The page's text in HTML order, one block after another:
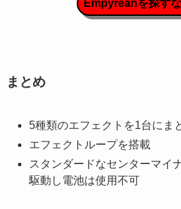
Empyreanを探す
まとめ
5種類のエフェクトを1台にま
エフェクトループを搭載
スタンダードなセンターマイ
駆動し電池は使用不可